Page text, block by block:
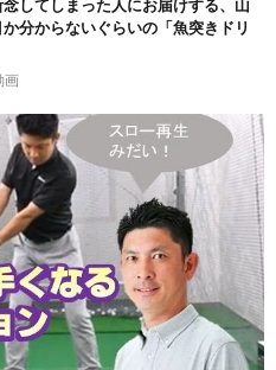
してしまった人にお届けする、山
分からないぐらいの「魚突きドリ
画